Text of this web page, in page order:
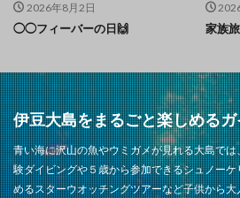
2026年8月2日
◯◯フィーバーの日🙌 家族
伊豆大島をまるごと楽しめる
青い海に沢山の魚やウミガメが見れる大島で
験ダイビングや５歳から参加できるシュノー
めるスターウオッチングツアーなど子供から